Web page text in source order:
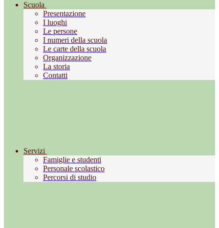
Scuola
Presentazione
I luoghi
Le persone
I numeri della scuola
Le carte della scuola
Organizzazione
La storia
Contatti
Servizi
Famiglie e studenti
Personale scolastico
Percorsi di studio